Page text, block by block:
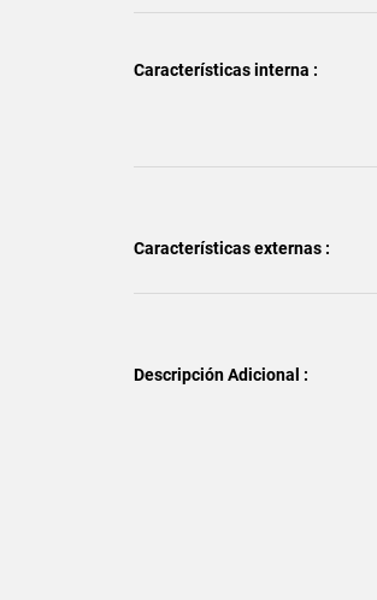
Características interna :
Características externas :
Descripción Adicional :